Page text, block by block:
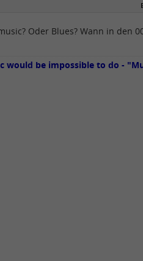
Oder Blues? Wann in den
would be impossible to do -